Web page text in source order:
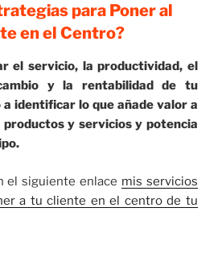
para Poner al
en el Centro?
el servicio, la productividad, el
y la rentabilidad de tu
identificar lo que añade valor a
y servicios y potencia
el siguiente enlace mis servicios
a tu cliente en el centro de tu